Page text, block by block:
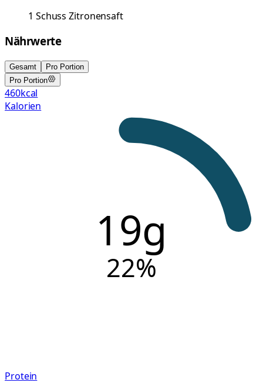
1 Schuss Zitronensaft
Nährwerte
Gesamt
Pro Portion
Pro Portion
460kcal
Kalorien
19g
22%
Protein